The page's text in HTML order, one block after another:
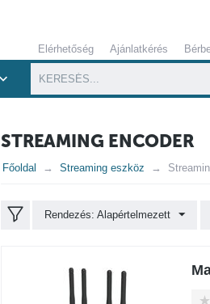
Elérhetőség Ajánlatkérés
STREAMING ENCODER
Főoldal Streaming eszköz
Rendezés: Alapértelmezett